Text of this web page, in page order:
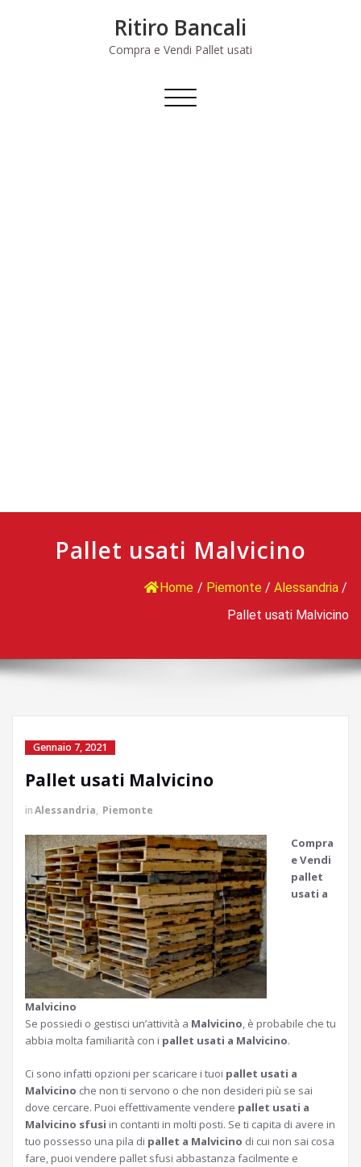
Ritiro Bancali
Compra e Vendi Pallet usati
Commuta
Pallet usati Malvicino
Home / Piemonte / Alessandria /
Pallet usati Malvicino
Gennaio 7, 2021
Pallet usati Malvicino
inAlessandria, Piemonte
Compra
e Vendi
pallet
usati a
Malvicino
Se possiedi o gestisci un’attività a Malvicino, è probabile che tu
abbia molta familiarità con i pallet usati a Malvicino.
Ci sono infatti opzioni per scaricare i tuoi pallet usati a
Malvicino che non ti servono o che non desideri più se sai
dove cercare. Puoi effettivamente vendere pallet usati a
Malvicino sfusi in contanti in molti posti. Se ti capita di avere in
tuo possesso una pila di pallet a Malvicino di cui non sai cosa
fare, puoi vendere pallet sfusi abbastanza facilmente e